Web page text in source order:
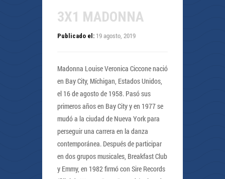
3X1 MADONNA
Publicado el: 19 agosto, 2019
Madonna Louise Veronica Ciccone nació
en Bay City, Míchigan, Estados Unidos,
el 16 de agosto de 1958. Pasó sus
primeros años en Bay City y en 1977 se
mudó a la ciudad de Nueva York para
perseguir una carrera en la danza
contemporánea. Después de participar
en dos grupos musicales, Breakfast Club
y Emmy, en 1982 firmó con Sire Records